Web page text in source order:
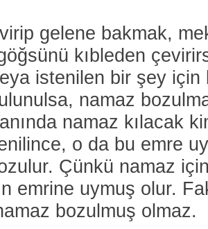
gelene bakmak,
kıbleden
istenilen bir şey
namaz
namaz kılacak
o da bu emre
Çünkü namaz
emrine uymuş olur.
bozulmuş olmaz.